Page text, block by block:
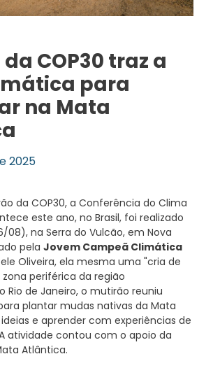
COP30 traz a
para
na Mata
2025
da COP30, a Conferência do Clima
este ano, no Brasil, foi realizado
08), na Serra do Vulcão, em Nova
pela Jovem Campeã Climática
Oliveira, ela mesma uma "cria de
zona periférica da região
Rio de Janeiro, o mutirão reuniu
plantar mudas nativas da Mata
e aprender com experiências de
atividade contou com o apoio da
Atlântica.